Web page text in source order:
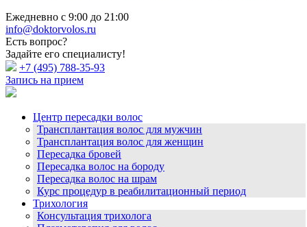
Ежедневно с 9:00 до 21:00
info@doktorvolos.ru
Есть вопрос?
Задайте его специалисту!
+7 (495) 788-35-93
Запись на прием
Центр пересадки волос
Трансплантация волос для мужчин
Трансплантация волос для женщин
Пересадка бровей
Пересадка волос на бороду
Пересадка волос на шрам
Курс процедур в реабилитационный период
Трихология
Консультация трихолога